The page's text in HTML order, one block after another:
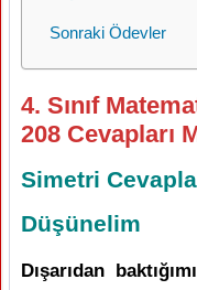
Sonraki Ödevler
4. Sınıf
208 Cevapları
Simetri
Düşünelim
Dışarıdan